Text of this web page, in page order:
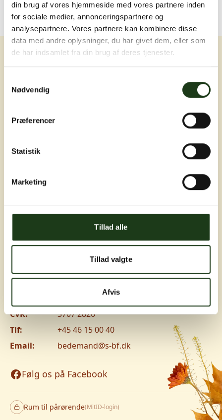
din brug af vores hjemmeside med vores partnere inden
for sociale medier, annonceringspartnere og
analysepartnere. Vores partnere kan kombinere disse
data med andre oplysninger, du har givet dem, eller som
de har indsamlet fra din brug af deres tjenester.
Nødvendig
Præferencer
Statistik
Marketing
Tillad alle
Tillad valgte
Afvis
Erfaring, nærvær og omsorg ved livets
Adresser
Jyllingevej 8, 2720 Vanløse
CVR:
3707 2826
Tlf:
+45 46 15 00 40
Email:
bedemand@s-bf.dk
Følg os på Facebook
Rum til pårørende(MitID-login)